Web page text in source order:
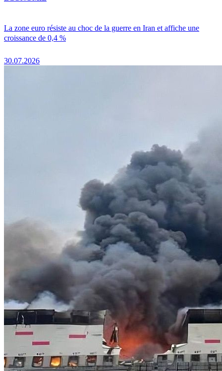
La zone euro résiste au choc de la guerre en Iran et affiche une
croissance de 0,4 %
30.07.2026